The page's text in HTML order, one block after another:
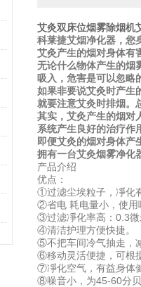
艾灸双床位烟雾除烟机
科莱捷艾烟净化器，您
艾灸产生的烟对身体有
无论什么物体产生的烟
吸入，危害是可以忽略
如果非要说艾灸时产生
就要注意艾灸时排烟。
其实，艾灸产生的烟对
系统产生良好的治疗作
即便艾灸的烟对身体产
拥有一台艾灸烟雾净化
产品介绍
优点：
①过滤尘埃粒子，凈化
②省电 耗电量小，使用
③过滤凈化率高：0.3
④清洁护理方便快捷。
⑤不把车间冷气抽走，
⑥移动灵活便捷，可根
⑦凈化空气，有益身体
⑧噪音小，为45-60分